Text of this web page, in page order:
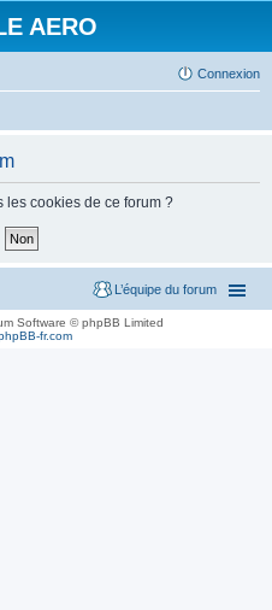
AERO
Connexion
les cookies de ce forum ?
L’équipe du forum
Software © phpBB Limited
fr.com